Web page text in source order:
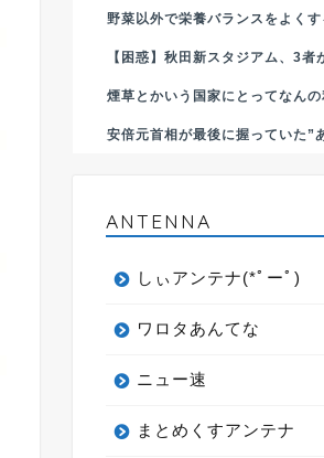
野菜以外で栄養バランスをよく
【困惑】秋田新スタジアム、3者
煙草とかいう国家にとってなん
安倍元首相が最後に握っていた”
ANTENNA
しぃアンテナ(*ﾟーﾟ)
ワロタあんてな
ニュー速
まとめくすアンテナ